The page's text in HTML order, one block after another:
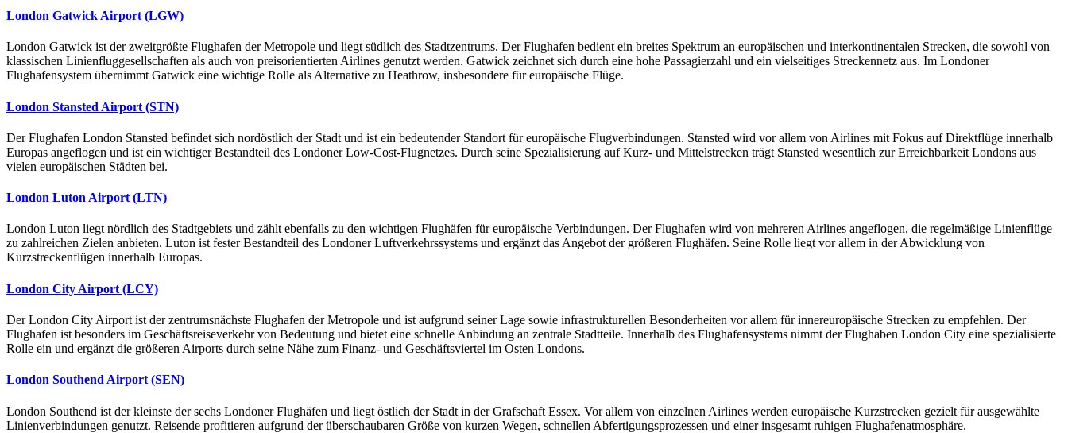
London Gatwick Airport (LGW)
London Gatwick ist der zweitgrößte Flughafen der Metropole und liegt südlich des Stadtzentrums. Der Flughafen bedient ein breites Spektrum an europäischen und interkontinentalen Strecken, die sowohl von
klassischen Linienfluggesellschaften als auch von preisorientierten Airlines genutzt werden. Gatwick zeichnet sich durch eine hohe Passagierzahl und ein vielseitiges Streckennetz aus. Im Londoner
Flughafensystem übernimmt Gatwick eine wichtige Rolle als Alternative zu Heathrow, insbesondere für europäische Flüge.
London Stansted Airport (STN)
Der Flughafen London Stansted befindet sich nordöstlich der Stadt und ist ein bedeutender Standort für europäische Flugverbindungen. Stansted wird vor allem von Airlines mit Fokus auf Direktflüge innerhalb
Europas angeflogen und ist ein wichtiger Bestandteil des Londoner Low-Cost-Flugnetzes. Durch seine Spezialisierung auf Kurz- und Mittelstrecken trägt Stansted wesentlich zur Erreichbarkeit Londons aus
vielen europäischen Städten bei.
London Luton Airport (LTN)
London Luton liegt nördlich des Stadtgebiets und zählt ebenfalls zu den wichtigen Flughäfen für europäische Verbindungen. Der Flughafen wird von mehreren Airlines angeflogen, die regelmäßige Linienflüge
zu zahlreichen Zielen anbieten. Luton ist fester Bestandteil des Londoner Luftverkehrssystems und ergänzt das Angebot der größeren Flughäfen. Seine Rolle liegt vor allem in der Abwicklung von
Kurzstreckenflügen innerhalb Europas.
London City Airport (LCY)
Der London City Airport ist der zentrumsnächste Flughafen der Metropole und ist aufgrund seiner Lage sowie infrastrukturellen Besonderheiten vor allem für inner­europäische Strecken zu empfehlen. Der
Flughafen ist besonders im Geschäftsreiseverkehr von Bedeutung und bietet eine schnelle Anbindung an zentrale Stadtteile. Innerhalb des Flughafensystems nimmt der Flughaben London City eine spezialisierte
Rolle ein und ergänzt die größeren Airports durch seine Nähe zum Finanz- und Geschäftsviertel im Osten Londons.
London Southend Airport (SEN)
London Southend ist der kleinste der sechs Londoner Flughäfen und liegt östlich der Stadt in der Grafschaft Essex. Vor allem von einzelnen Airlines werden europäische Kurzstrecken gezielt für ausgewählte
Linienverbindungen genutzt. Reisende profitieren aufgrund der überschaubaren Größe von kurzen Wegen, schnellen Abfertigungsprozessen und einer insgesamt ruhigen Flughafenatmosphäre.